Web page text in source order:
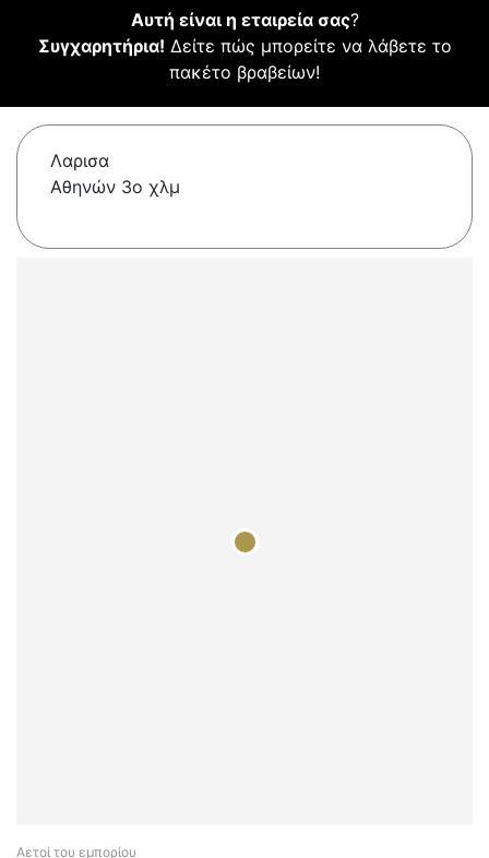
Αυτή είναι η εταιρεία σας?
Συγχαρητήρια! Δείτε πώς μπορείτε να λάβετε το
πακέτο βραβείων!
Λαρισα
Aθηνών 3ο χλμ
Αετοί του εμπορίου